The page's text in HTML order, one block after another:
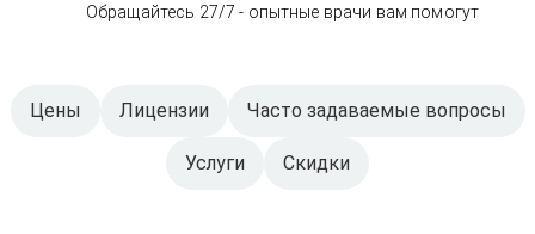
Обращайтесь 27/7 - опытные врачи вам помогут
Цены Лицензии Часто задаваемые вопросы
Услуги Скидки